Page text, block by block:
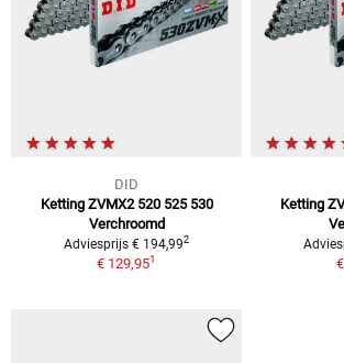
DID
Ketting ZVMX2 520 525 530
Verchroomd
Adviesprijs € 194,992
€ 129,951
Ketting